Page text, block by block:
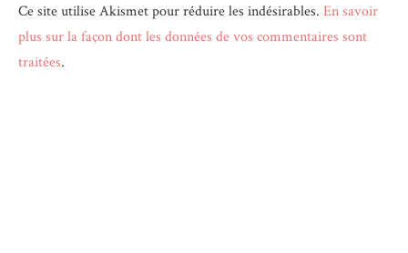
Ce site utilise Akismet pour réduire les indésirables. En savoir
plus sur la façon dont les données de vos commentaires sont
traitées.